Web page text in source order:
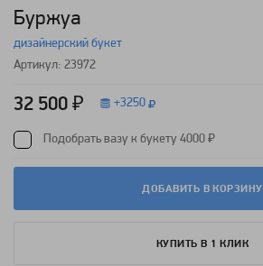
Буржуа
дизайнерский букет
Артикул: 23972
32 500 ₽ +3250
Подобрать вазу к букету 4000 ₽
ДОБАВИТЬ В КОРЗИНУ
КУПИТЬ В 1 КЛИК